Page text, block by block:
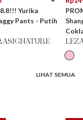
Yurika
Pants - Putih
LIHAT SEMUA